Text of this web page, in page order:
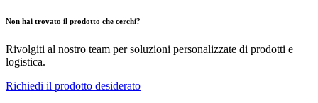
Non hai trovato il prodotto che cerchi?
Rivolgiti al nostro team per soluzioni personalizzate di prodotti e
logistica.
Richiedi il prodotto desiderato